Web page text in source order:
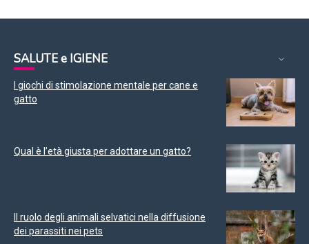
SALUTE e IGIENE
I giochi di stimolazione mentale per cane e
gatto
Qual è l’età giusta per adottare un gatto?
Il ruolo degli animali selvatici nella diffusione
dei parassiti nei pets